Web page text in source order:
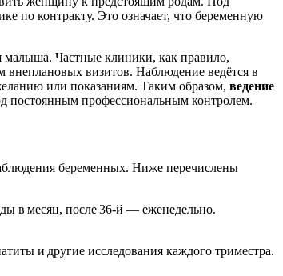
по контракту. Это означает, что беременную
малыша. Частные клиники, как правило,
внеплановых визитов. Наблюдение ведётся в
или показаниям. Таким образом, ведение
постоянным профессиональным контролем.
беременных. Ниже перечислены
в месяц, после 36‑й — еженедельно.
и другие исследования каждого триместра.